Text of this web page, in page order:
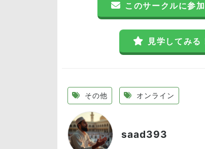
このサークルに参加
見学してみる
その他 オンライン
saad393